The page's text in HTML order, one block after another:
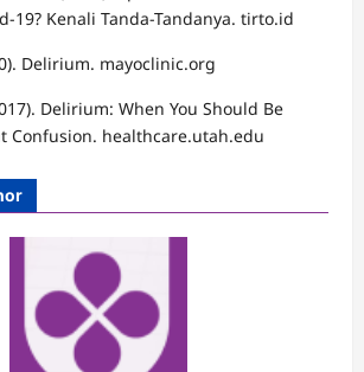
19? Kenali Tanda-Tandanya. tirto.id
Delirium. mayoclinic.org
Delirium: When You Should Be
Confusion. healthcare.utah.edu